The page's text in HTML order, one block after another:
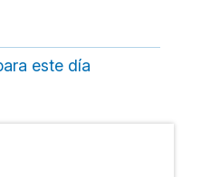
este día